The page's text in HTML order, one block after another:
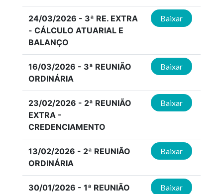
24/03/2026 - 3ª RE. EXTRA
- CÁLCULO ATUARIAL E
BALANÇO
Baixar
16/03/2026 - 3ª REUNIÃO
ORDINÁRIA
Baixar
23/02/2026 - 2ª REUNIÃO
EXTRA -
CREDENCIAMENTO
Baixar
13/02/2026 - 2ª REUNIÃO
ORDINÁRIA
Baixar
30/01/2026 - 1ª REUNIÃO
Baixar